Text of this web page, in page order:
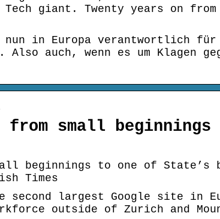
giant. Twenty years on
in Europa verantwortlich
Also auch, wenn es um Klagen
small beginnings
beginnings to one of State’s
Times
second largest Google site in
outside of Zurich and